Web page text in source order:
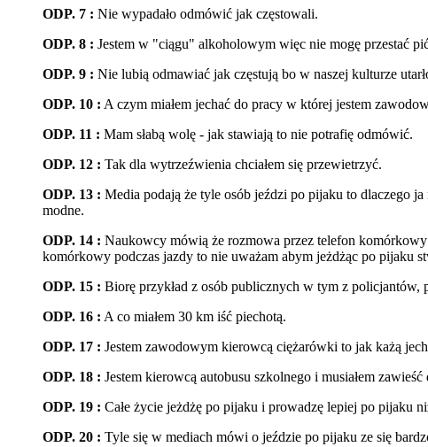
ODP. 7 : Nie wypadało odmówić jak częstowali.
ODP. 8 : Jestem w "ciągu" alkoholowym więc nie mogę przestać
ODP. 9 : Nie lubią odmawiać jak częstują bo w naszej kulturze
ODP. 10 : A czym miałem jechać do pracy w której jestem
ODP. 11 : Mam słabą wolę - jak stawiają to nie potrafię odmówić.
ODP. 12 : Tak dla wytrzeźwienia chciałem się przewietrzyć.
ODP. 13 : Media podają że tyle osób jeździ po pijaku to dlaczego
modne.
ODP. 14 : Naukowcy mówią że rozmowa przez telefon
komórkowy podczas jazdy to nie uważam abym jeżdżąc po pijaku
ODP. 15 : Biorę przykład z osób publicznych w tym z
ODP. 16 : A co miałem 30 km iść piechotą.
ODP. 17 : Jestem zawodowym kierowcą ciężarówki to jak każą
ODP. 18 : Jestem kierowcą autobusu szkolnego i musiałem zawieść
ODP. 19 : Całe życie jeżdżę po pijaku i prowadzę lepiej po pijaku
ODP. 20 : Tyle się w mediach mówi o jeździe po pijaku ze się